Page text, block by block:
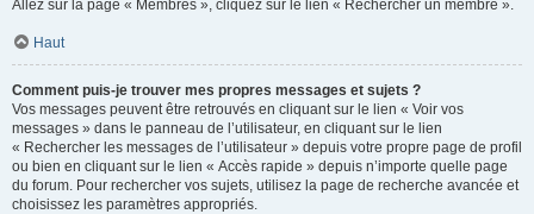
Allez sur la page « Membres », cliquez sur le lien « Rechercher un membre ».
Haut
Comment puis-je trouver mes propres messages et sujets ?
Vos messages peuvent être retrouvés en cliquant sur le lien « Voir vos
messages » dans le panneau de l’utilisateur, en cliquant sur le lien
« Rechercher les messages de l’utilisateur » depuis votre propre page de profil
ou bien en cliquant sur le lien « Accès rapide » depuis n’importe quelle page
du forum. Pour rechercher vos sujets, utilisez la page de recherche avancée et
choisissez les paramètres appropriés.